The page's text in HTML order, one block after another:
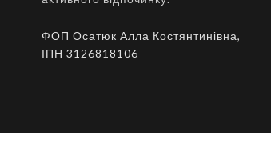
ФОП Осатюк Алла Костянтинівна,
ІПН 3126818106